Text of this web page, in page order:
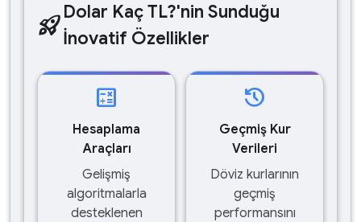
rocket_launchDolar Kaç TL?'nin Sunduğu
İnovatif Özellikler
calculate
Hesaplama
Araçları
Gelişmiş
algoritmalarla
desteklenen
history
Geçmiş Kur
Verileri
Döviz kurlarının
geçmiş
performansını